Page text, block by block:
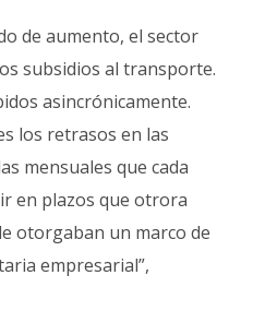
de aumento, el sector
subsidios al transporte.
asincrónicamente.
los retrasos en las
mensuales que cada
en plazos que otrora
otorgaban un marco de
empresarial”,